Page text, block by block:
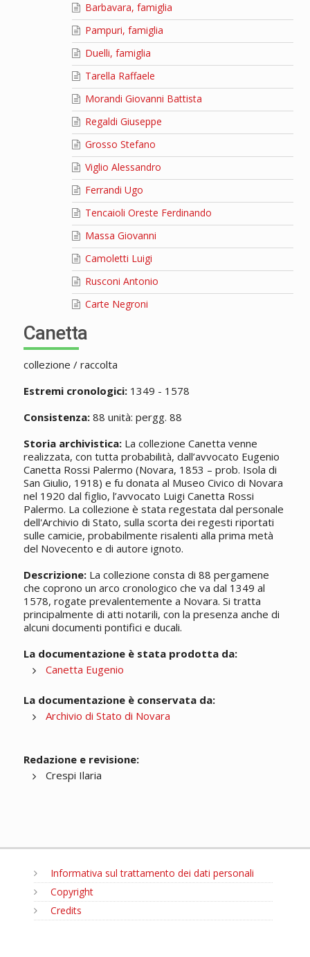
Barbavara, famiglia
Pampuri, famiglia
Duelli, famiglia
Tarella Raffaele
Morandi Giovanni Battista
Regaldi Giuseppe
Grosso Stefano
Viglio Alessandro
Ferrandi Ugo
Tencaioli Oreste Ferdinando
Massa Giovanni
Camoletti Luigi
Rusconi Antonio
Carte Negroni
Canetta
collezione / raccolta
Estremi cronologici:1349 - 1578
Consistenza:88 unità: pergg. 88
Storia archivistica:La collezione Canetta venne
realizzata, con tutta probabilità, dall’avvocato Eugenio
Canetta Rossi Palermo (Novara, 1853 – prob. Isola di
San Giulio, 1918) e fu donata al Museo Civico di Novara
nel 1920 dal figlio, l’avvocato Luigi Canetta Rossi
Palermo. La collezione è stata regestata dal personale
dell'Archivio di Stato, sulla scorta dei regesti riportati
sulle camicie, probabilmente risalenti alla prima metà
del Novecento e di autore ignoto.
Descrizione:La collezione consta di 88 pergamene
che coprono un arco cronologico che va dal 1349 al
1578, rogate prevalentemente a Novara. Si tratta
principalmente di atti notarili, con la presenza anche di
alcuni documenti pontifici e ducali.
La documentazione è stata prodotta da:
Canetta Eugenio
La documentazione è conservata da:
Archivio di Stato di Novara
Redazione e revisione:
Crespi Ilaria
Informativa sul trattamento dei dati personali
Copyright
Credits